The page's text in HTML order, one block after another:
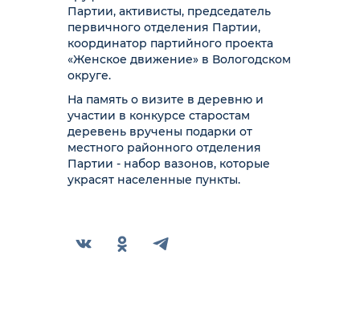
Партии, активисты, председатель
первичного отделения Партии,
координатор партийного проекта
«Женское движение» в Вологодском
округе.
На память о визите в деревню и
участии в конкурсе старостам
деревень вручены подарки от
местного районного отделения
Партии - набор вазонов, которые
украсят населенные пункты.